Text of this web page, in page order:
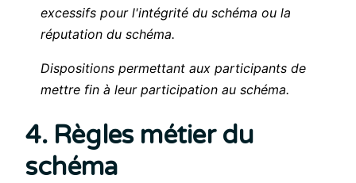
excessifs pour l'intégrité du schéma ou la
réputation du schéma.
Dispositions permettant aux participants de
mettre fin à leur participation au schéma.
4. Règles métier du
schéma